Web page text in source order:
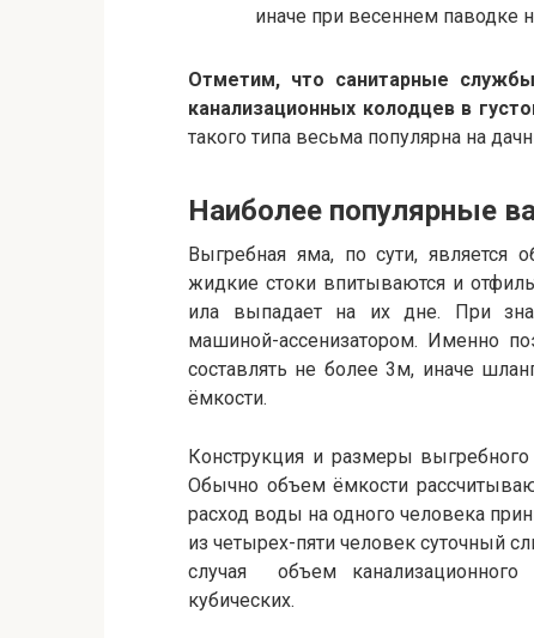
иначе при весеннем паводке
Отметим, что санитарные
канализационных колодцев в
такого типа весьма популярна на
Наиболее популярные
Выгребная яма, по сути,
жидкие стоки впитываются и
ила выпадает на их дне. При
машиной-ассенизатором. Именно
составлять не более 3м, иначе
ёмкости.
Конструкция и размеры
Обычно объем ёмкости
расход воды на одного человека
из четырех-пяти человек суточный
случая объем
кубических.